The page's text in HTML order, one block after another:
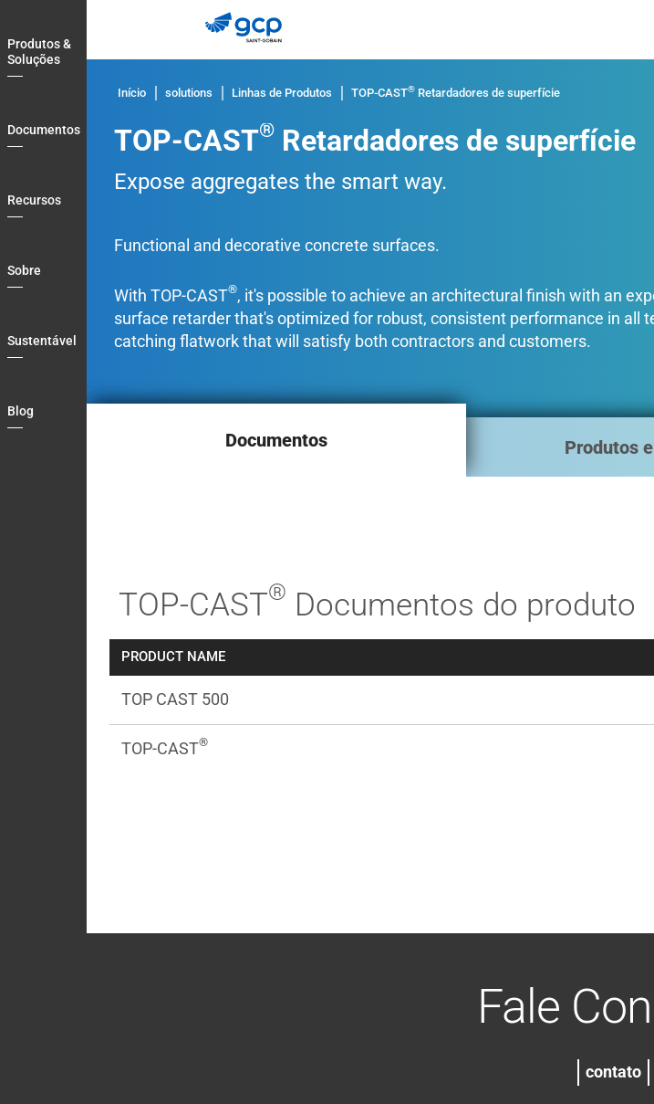
to
main
navigation
Produtos &
Soluções
Documentos
Recursos
Sobre
Sustentável
Blog
Início solutions Linhas de Produtos TOP-CAST® Retardadores de superfície
TOP-CAST® Retardadores de superfície
Expose aggregates the smart way.
Functional and decorative concrete surfaces.
With TOP-CAST®, it's possible to achieve an architectural finish with an
surface retarder that's optimized for robust, consistent performance in all
catching flatwork that will satisfy both contractors and customers.
Documentos Produtos
TOP-CAST® Documentos do produto
PRODUCT NAME
TOP CAST 500
TOP-CAST®
Fale
contato